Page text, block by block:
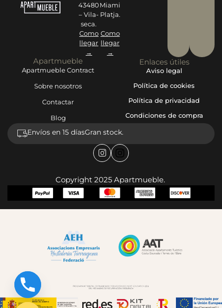
43480
– Vila-
seca.
Como
llegar
→
Miami
Platja.
Como
llegar
→
Apartmueble
Apartmueble Contract
Sobre nosotros
Contactar
Blog
Enlaces útiles
Aviso legal
Política de cookies
Política de privacidad
Condiciones de compra
Envíos en 15 díasGran stock.
Copyright 2025 Apartmueble.